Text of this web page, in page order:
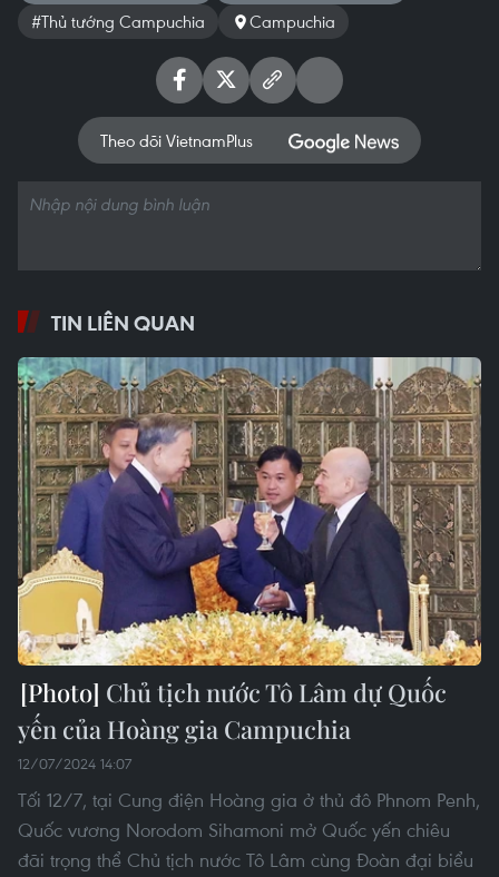
#Thủ tướng Campuchia
Campuchia
Theo dõi VietnamPlus
TIN LIÊN QUAN
Chủ tịch nước Tô Lâm dự Quốc
yến của Hoàng gia Campuchia
12/07/2024 14:07
Tối 12/7, tại Cung điện Hoàng gia ở thủ đô Phnom Penh,
Quốc vương Norodom Sihamoni mở Quốc yến chiêu
đãi trọng thể Chủ tịch nước Tô Lâm cùng Đoàn đại biểu